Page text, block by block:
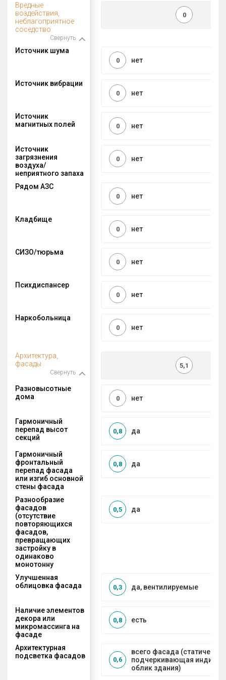
Вредные
воздействия,
неблагоприятное
соседство
Свернуть
0
Источник шума
нет
0
Источник вибрации
нет
0
Источник
магнитных полей
нет
0
Источник
загрязнения
воздуха/
неприятного запаха
нет
0
Рядом АЗС
нет
0
Кладбище
нет
0
СИЗО/тюрьма
нет
0
Психдиспансер
нет
0
Наркобольница
нет
0
Архитектура,
фасады
Свернуть
5,1
Разновысотные
дома
нет
0
Гармоничный
перепад высот
секций
да
0,8
Гармоничный
фронтальный
перепад фасада
или изгиб основной
стены фасада
да
0,8
Разнообразие
фасадов
(отсутствие
повторяющихся
фасадов,
превращающих
застройку в
одинаково
монотонну
да
0,5
Улучшенная
облицовка фасада
да, вентилируемые
0,3
Наличие элементов
декора или
микромассинга на
фасаде
есть
0,8
Архитектурная
подсветка фасадов
всего фасада
подчеркивающая
облик здания)
0,6